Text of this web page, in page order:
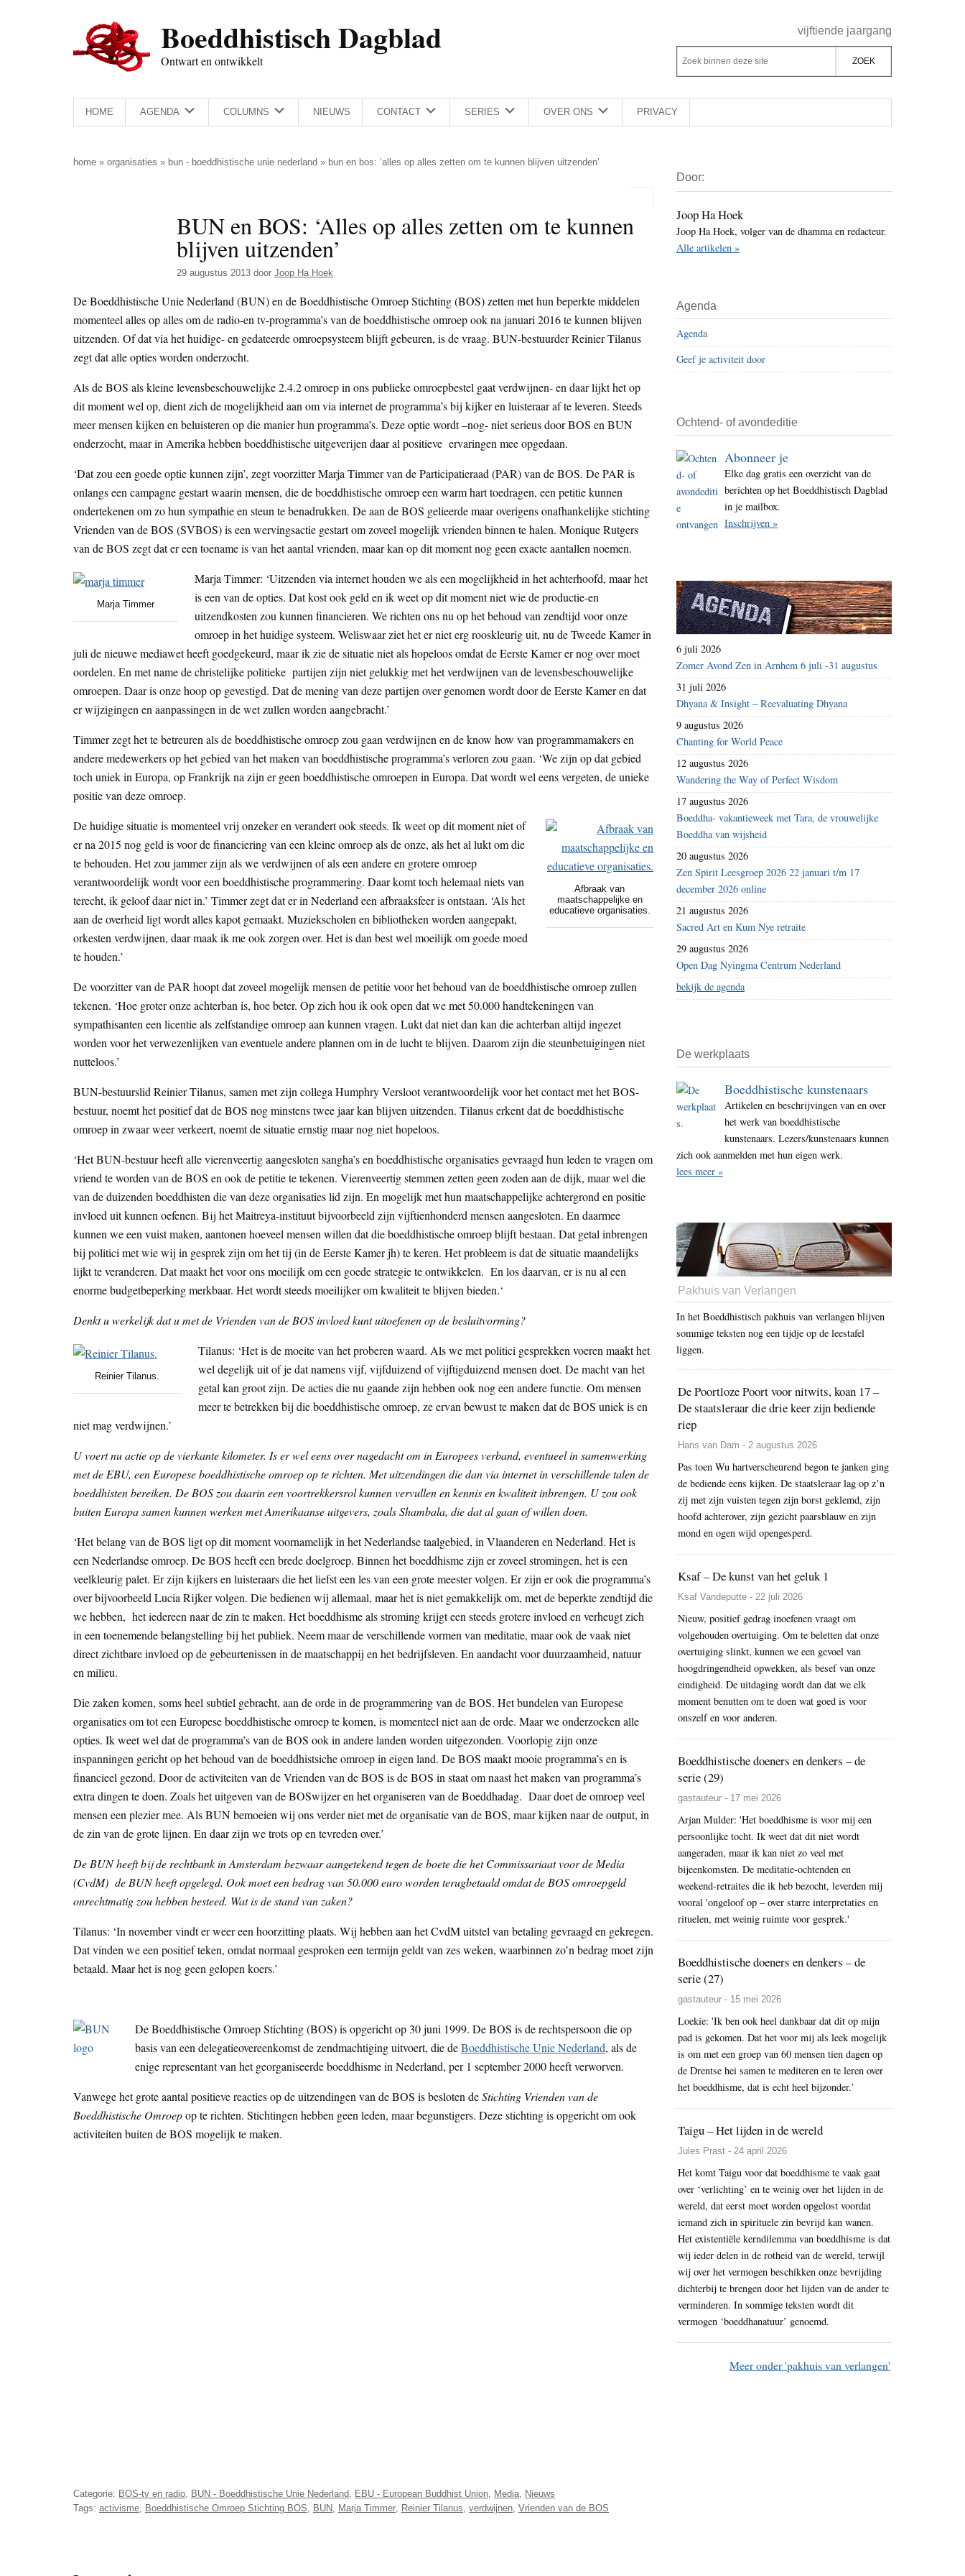
Boeddhistisch Dagblad
Ontwart en ontwikkelt
Rechts
vijftiende jaargang
Z
o
e
k
d
e
z
e
s
t
e
Z
o
k
b
n
n
d
e
s
i
t
e
HOME AGENDA COLUMNS NIEUWS CONTACT SERIES OVER ONS PRIVACY
home » organisaties » bun - boeddhistische unie nederland » bun en bos: ‘alles op alles zetten om te kunnen blijven uitzenden’
BUN en BOS: ‘Alles op alles zetten om te kunnen
blijven uitzenden’
29 augustus 2013 door Joop Ha Hoek
De Boeddhistische Unie Nederland (BUN) en de Boeddhistische Omroep Stichting (BOS) zetten met hun beperkte middelen
momenteel alles op alles om de radio-en tv-programma’s van de boeddhistische omroep ook na januari 2016 te kunnen blijven
uitzenden. Of dat via het huidige- en gedateerde omroepsysteem blijft gebeuren, is de vraag. BUN-bestuurder Reinier Tilanus
zegt dat alle opties worden onderzocht.
Als de BOS als kleine levensbeschouwelijke 2.4.2 omroep in ons publieke omroepbestel gaat verdwijnen- en daar lijkt het op
dit moment wel op, dient zich de mogelijkheid aan om via internet de programma’s bij kijker en luisteraar af te leveren. Steeds
meer mensen kijken en beluisteren op die manier hun programma’s. Deze optie wordt –nog- niet serieus door BOS en BUN
onderzocht, maar in Amerika hebben boeddhistische uitgeverijen daar al positieve ervaringen mee opgedaan.
‘Dat zou een goede optie kunnen zijn’, zegt voorzitter Marja Timmer van de Participatieraad (PAR) van de BOS. De PAR is
onlangs een campagne gestart waarin mensen, die de boeddhistische omroep een warm hart toedragen, een petitie kunnen
ondertekenen om zo hun sympathie en steun te benadrukken. De aan de BOS gelieerde maar overigens onafhankelijke stichting
Vrienden van de BOS (SVBOS) is een wervingsactie gestart om zoveel mogelijk vrienden binnen te halen. Monique Rutgers
van de BOS zegt dat er een toename is van het aantal vrienden, maar kan op dit moment nog geen exacte aantallen noemen.
Marja Timmer
Marja Timmer: ‘Uitzenden via internet houden we als een mogelijkheid in het achterhoofd, maar het
is een van de opties. Dat kost ook geld en ik weet op dit moment niet wie de productie-en
uitzendkosten zou kunnen financieren. We richten ons nu op het behoud van zendtijd voor onze
omroep in het huidige systeem. Weliswaar ziet het er niet erg rooskleurig uit, nu de Tweede Kamer in
juli de nieuwe mediawet heeft goedgekeurd, maar ik zie de situatie niet als hopeloos omdat de Eerste Kamer er nog over moet
oordelen. En met name de christelijke politieke partijen zijn niet gelukkig met het verdwijnen van de levensbeschouwelijke
omroepen. Daar is onze hoop op gevestigd. Dat de mening van deze partijen over genomen wordt door de Eerste Kamer en dat
er wijzigingen en aanpassingen in de wet zullen worden aangebracht.’
Timmer zegt het te betreuren als de boeddhistische omroep zou gaan verdwijnen en de know how van programmamakers en
andere medewerkers op het gebied van het maken van boeddhistische programma’s verloren zou gaan. ‘We zijn op dat gebied
toch uniek in Europa, op Frankrijk na zijn er geen boeddhistische omroepen in Europa. Dat wordt wel eens vergeten, de unieke
positie van deze omroep.
Afbraak van
maatschappelijke en
educatieve organisaties.
De huidige situatie is momenteel vrij onzeker en verandert ook steeds. Ik weet op dit moment niet of
er na 2015 nog geld is voor de financiering van een kleine omroep als de onze, als het al lukt om die
te behouden. Het zou jammer zijn als we verdwijnen of als een andere en grotere omroep
verantwoordelijk wordt voor een boeddhistische programmering. Daar komt toch helemaal niets van
terecht, ik geloof daar niet in.’ Timmer zegt dat er in Nederland een afbraaksfeer is ontstaan. ‘Als het
aan de overheid ligt wordt alles kapot gemaakt. Muziekscholen en bibliotheken worden aangepakt,
orkesten verdwijnen, daar maak ik me ook zorgen over. Het is dan best wel moeilijk om goede moed
te houden.’
De voorzitter van de PAR hoopt dat zoveel mogelijk mensen de petitie voor het behoud van de boeddhistische omroep zullen
tekenen. ‘Hoe groter onze achterban is, hoe beter. Op zich hou ik ook open dat we met 50.000 handtekeningen van
sympathisanten een licentie als zelfstandige omroep aan kunnen vragen. Lukt dat niet dan kan die achterban altijd ingezet
worden voor het verwezenlijken van eventuele andere plannen om in de lucht te blijven. Daarom zijn die steunbetuigingen niet
nutteloos.’
BUN-bestuurslid Reinier Tilanus, samen met zijn collega Humphry Versloot verantwoordelijk voor het contact met het BOS-
bestuur, noemt het positief dat de BOS nog minstens twee jaar kan blijven uitzenden. Tilanus erkent dat de boeddhistische
omroep in zwaar weer verkeert, noemt de situatie ernstig maar nog niet hopeloos.
‘Het BUN-bestuur heeft alle vierenveertig aangesloten sangha’s en boeddhistische organisaties gevraagd hun leden te vragen om
vriend te worden van de BOS en ook de petitie te tekenen. Vierenveertig stemmen zetten geen zoden aan de dijk, maar wel die
van de duizenden boeddhisten die van deze organisaties lid zijn. En mogelijk met hun maatschappelijke achtergrond en positie
invloed uit kunnen oefenen. Bij het Maitreya-instituut bijvoorbeeld zijn vijftienhonderd mensen aangesloten. En daarmee
kunnen we een vuist maken, aantonen hoeveel mensen willen dat die boeddhistische omroep blijft bestaan. Dat getal inbrengen
bij politici met wie wij in gesprek zijn om het tij (in de Eerste Kamer jh) te keren. Het probleem is dat de situatie maandelijks
lijkt te veranderen. Dat maakt het voor ons moeilijk om een goede strategie te ontwikkelen. En los daarvan, er is nu al een
enorme budgetbeperking merkbaar. Het wordt steeds moeilijker om kwaliteit te blijven bieden.‘
Denkt u werkelijk dat u met de Vrienden van de BOS invloed kunt uitoefenen op de besluitvorming?
Reinier Tilanus.
Tilanus: ‘Het is de moeite van het proberen waard. Als we met politici gesprekken voeren maakt het
wel degelijk uit of je dat namens vijf, vijfduizend of vijftigduizend mensen doet. De macht van het
getal kan groot zijn. De acties die nu gaande zijn hebben ook nog een andere functie. Om mensen
meer te betrekken bij die boeddhistische omroep, ze ervan bewust te maken dat de BOS uniek is en
niet mag verdwijnen.’
U voert nu actie op de vierkante kilometer. Is er wel eens over nagedacht om in Europees verband, eventueel in samenwerking
met de EBU, een Europese boeddhistische omroep op te richten. Met uitzendingen die dan via internet in verschillende talen de
boeddhisten bereiken. De BOS zou daarin een voortrekkersrol kunnen vervullen en kennis en kwaliteit inbrengen. U zou ook
buiten Europa samen kunnen werken met Amerikaanse uitgevers, zoals Shambala, die dat al gaan of willen doen.
‘Het belang van de BOS ligt op dit moment voornamelijk in het Nederlandse taalgebied, in Vlaanderen en Nederland. Het is
een Nederlandse omroep. De BOS heeft een brede doelgroep. Binnen het boeddhisme zijn er zoveel stromingen, het is een
veelkleurig palet. Er zijn kijkers en luisteraars die het liefst een les van een grote meester volgen. Er zijn er ook die programma’s
over bijvoorbeeld Lucia Rijker volgen. Die bedienen wij allemaal, maar het is niet gemakkelijk om, met de beperkte zendtijd die
we hebben, het iedereen naar de zin te maken. Het boeddhisme als stroming krijgt een steeds grotere invloed en verheugt zich
in een toenemende belangstelling bij het publiek. Neem maar de verschillende vormen van meditatie, maar ook de vaak niet
direct zichtbare invloed op de gebeurtenissen in de maatschappij en het bedrijfsleven. En aandacht voor duurzaamheid, natuur
en milieu.
Die zaken komen, soms heel subtiel gebracht, aan de orde in de programmering van de BOS. Het bundelen van Europese
organisaties om tot een Europese boeddhistische omroep te komen, is momenteel niet aan de orde. Maar we onderzoeken alle
opties. Ik weet wel dat de programma’s van de BOS ook in andere landen worden uitgezonden. Voorlopig zijn onze
inspanningen gericht op het behoud van de boeddhistsiche omroep in eigen land. De BOS maakt mooie programma’s en is
financieel gezond. Door de activiteiten van de Vrienden van de BOS is de BOS in staat om naast het maken van programma’s
extra dingen te doen. Zoals het uitgeven van de BOSwijzer en het organiseren van de Boeddhadag. Daar doet de omroep veel
mensen een plezier mee. Als BUN bemoeien wij ons verder niet met de organisatie van de BOS, maar kijken naar de output, in
de zin van de grote lijnen. En daar zijn we trots op en tevreden over.’
De BUN heeft bij de rechtbank in Amsterdam bezwaar aangetekend tegen de boete die het Commissariaat voor de Media
(CvdM) de BUN heeft opgelegd. Ook moet een bedrag van 50.000 euro worden terugbetaald omdat de BOS omroepgeld
onrechtmatig zou hebben besteed. Wat is de stand van zaken?
Tilanus: ‘In november vindt er weer een hoorzitting plaats. Wij hebben aan het CvdM uitstel van betaling gevraagd en gekregen.
Dat vinden we een positief teken, omdat normaal gesproken een termijn geldt van zes weken, waarbinnen zo’n bedrag moet zijn
betaald. Maar het is nog geen gelopen koers.’
De Boeddhistische Omroep Stichting (BOS) is opgericht op 30 juni 1999. De BOS is de rechtspersoon die op
basis van een delegatieovereenkomst de zendmachtiging uitvoert, die deBoeddhistische Unie Nederland, als de
enige representant van het georganiseerde boeddhisme in Nederland, per 1 september 2000 heeft verworven.
Vanwege het grote aantal positieve reacties op de uitzendingen van de BOS is besloten deStichting Vrienden van de
Boeddhistische Omroepop te richten. Stichtingen hebben geen leden, maar begunstigers. Deze stichting is opgericht om ook
activiteiten buiten de BOS mogelijk te maken.
Categorie: BOS-tv en radio, BUN - Boeddhistische Unie Nederland, EBU - European Buddhist Union, Media, Nieuws
Tags: activisme, Boeddhistische Omroep Stichting BOS, BUN, Marja Timmer, Reinier Tilanus, verdwijnen, Vrienden van de BOS
Sidebar
Door:
Joop Ha Hoek
Joop Ha Hoek, volger van de dhamma en redacteur.
Alle artikelen »
Agenda
Agenda
Geef je activiteit door
Ochtend- of avondeditie
Abonneer je
Elke dag gratis een overzicht van de
berichten op het Boeddhistisch Dagblad
in je mailbox.
Inschrijven »
6 juli 2026
Zomer Avond Zen in Arnhem 6 juli -31 augustus
31 juli 2026
Dhyana & Insight – Reevaluating Dhyana
9 augustus 2026
Chanting for World Peace
12 augustus 2026
Wandering the Way of Perfect Wisdom
17 augustus 2026
Boeddha- vakantieweek met Tara, de vrouwelijke
Boeddha van wijsheid
20 augustus 2026
Zen Spirit Leesgroep 2026 22 januari t/m 17
december 2026 online
21 augustus 2026
Sacred Art en Kum Nye retraite
29 augustus 2026
Open Dag Nyingma Centrum Nederland
bekijk de agenda
De werkplaats
Boeddhistische kunstenaars
Artikelen en beschrijvingen van en over
het werk van boeddhistische
kunstenaars. Lezers/kunstenaars kunnen
zich ook aanmelden met hun eigen werk.
lees meer »
Pakhuis van Verlangen
In het Boeddhistisch pakhuis van verlangen blijven
sommige teksten nog een tijdje op de leestafel
liggen.
De Poortloze Poort voor nitwits, koan 17 –
De staatsleraar die drie keer zijn bediende
riep
Hans van Dam - 2 augustus 2026
Pas toen Wu hartverscheurend begon te janken ging
de bediende eens kijken. De staatsleraar lag op z’n
zij met zijn vuisten tegen zijn borst geklemd, zijn
hoofd achterover, zijn gezicht paarsblauw en zijn
mond en ogen wijd opengesperd.
Ksaf – De kunst van het geluk 1
Ksaf Vandeputte - 22 juli 2026
Nieuw, positief gedrag inoefenen vraagt om
volgehouden overtuiging. Om te beletten dat onze
overtuiging slinkt, kunnen we een gevoel van
hoogdringendheid opwekken, als besef van onze
eindigheid. De uitdaging wordt dan dat we elk
moment benutten om te doen wat goed is voor
onszelf en voor anderen.
Boeddhistische doeners en denkers – de
serie (29)
gastauteur - 17 mei 2026
Arjan Mulder: 'Het boeddhisme is voor mij een
persoonlijke tocht. Ik weet dat dit niet wordt
aangeraden, maar ik kan niet zo veel met
bijeenkomsten. De meditatie-ochtenden en
weekend-retraites die ik heb bezocht, leverden mij
vooral 'ongeloof op – over starre interpretaties en
rituelen, met weinig ruimte voor gesprek.'
Boeddhistische doeners en denkers – de
serie (27)
gastauteur - 15 mei 2026
Loekie: 'Ik ben ook heel dankbaar dat dit op mijn
pad is gekomen. Dat het voor mij als leek mogelijk
is om met een groep van 60 mensen tien dagen op
de Drentse hei samen te mediteren en te leren over
het boeddhisme, dat is echt heel bijzonder.’
Taigu – Het lijden in de wereld
Jules Prast - 24 april 2026
Het komt Taigu voor dat boeddhisme te vaak gaat
over ‘verlichting’ en te weinig over het lijden in de
wereld, dat eerst moet worden opgelost voordat
iemand zich in spirituele zin bevrijd kan wanen.
Het existentiële kerndilemma van boeddhisme is dat
wij ieder delen in de rotheid van de wereld, terwijl
wij over het vermogen beschikken onze bevrijding
dichterbij te brengen door het lijden van de ander te
verminderen. In sommige teksten wordt dit
vermogen ‘boeddhanatuur’ genoemd.
Meer onder 'pakhuis van verlangen'